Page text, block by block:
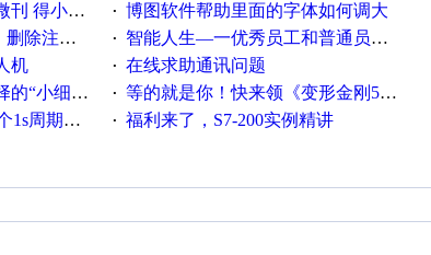
环 中奖通知 · 博图软件帮助里面的字体如何调大
息没有用 · 智能人生—一优秀员工和普通员工差别，精辟到位！
机 · 在线求助通讯问题
问”奖励公告 · 等的就是你！快来领《变形金刚5》观影券
环的脚本 · 福利来了，S7-200实例精讲